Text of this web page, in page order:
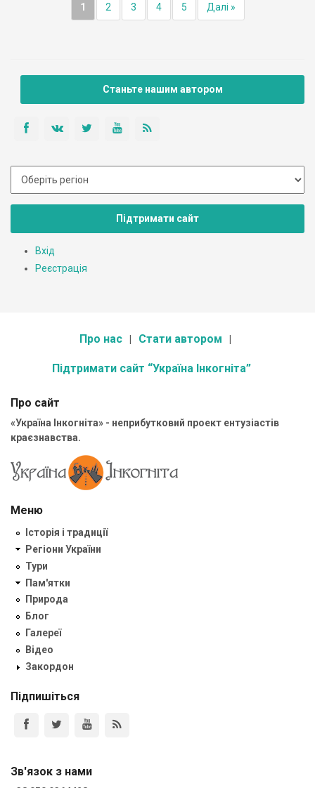
1 2 3 4 5 Далі »
Станьте нашим автором
Підтримати сайт
Вхід
Реєстрація
Про нас Стати автором
Підтримати сайт “Україна Інкогніта”
Про сайт
«Україна Інкогніта» - неприбутковий проект ентузіастів
краєзнавства.
Меню
Історія і традиції
Регіони України
Тури
Пам'ятки
Природа
Блог
Галереї
Відео
Закордон
Підпишіться
Зв'язок з нами